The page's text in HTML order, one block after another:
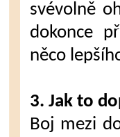
svévolně
dokonce
něco
3. Jak to
Boj mezi